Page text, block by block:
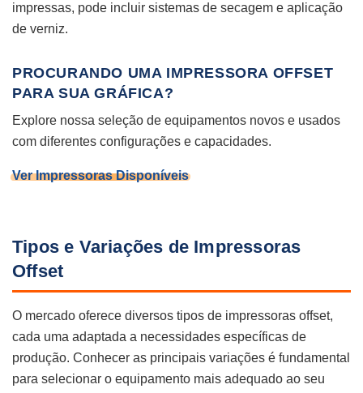
impressas, pode incluir sistemas de secagem e aplicação
de verniz.
PROCURANDO UMA IMPRESSORA OFFSET
PARA SUA GRÁFICA?
Explore nossa seleção de equipamentos novos e usados
com diferentes configurações e capacidades.
Ver Impressoras Disponíveis
Tipos e Variações de Impressoras
Offset
O mercado oferece diversos tipos de impressoras offset,
cada uma adaptada a necessidades específicas de
produção. Conhecer as principais variações é fundamental
para selecionar o equipamento mais adequado ao seu